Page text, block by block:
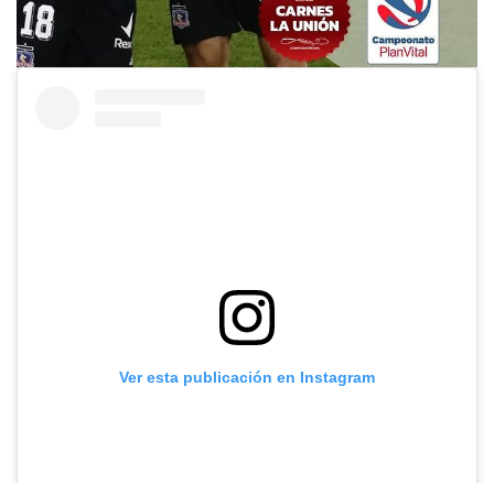
Ver esta publicación en Instagram